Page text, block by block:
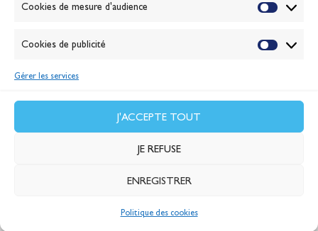
Cookies de mesure d'audience
Cookies de publicité
Gérer les services
J'ACCEPTE TOUT
JE REFUSE
ENREGISTRER
Politique des cookies
ABONNEZ-VOUS
J'accepte lapolitique de confidentialité
© 2026 Banque Populaire